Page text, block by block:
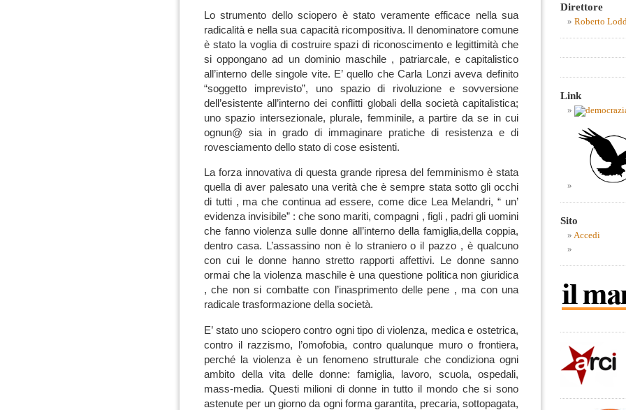
Lo strumento dello sciopero è stato veramente efficace nella sua
radicalità e nella sua capacità ricompositiva. Il denominatore comune
è stato la voglia di costruire spazi di riconoscimento e legittimità che
si oppongano ad un dominio maschile , patriarcale, e capitalistico
all’interno delle singole vite. E’ quello che Carla Lonzi aveva definito
“soggetto imprevisto”, uno spazio di rivoluzione e sovversione
dell’esistente all’interno dei conflitti globali della società capitalistica;
uno spazio intersezionale, plurale, femminile, a partire da se in cui
ognun@ sia in grado di immaginare pratiche di resistenza e di
rovesciamento dello stato di cose esistenti.
La forza innovativa di questa grande ripresa del femminismo è stata
quella di aver palesato una verità che è sempre stata sotto gli occhi
di tutti , ma che continua ad essere, come dice Lea Melandri, “ un’
evidenza invisibile” : che sono mariti, compagni , figli , padri gli uomini
che fanno violenza sulle donne all’interno della famiglia,della coppia,
dentro casa. L’assassino non è lo straniero o il pazzo , è qualcuno
con cui le donne hanno stretto rapporti affettivi. Le donne sanno
ormai che la violenza maschile è una questione politica non giuridica
, che non si combatte con l’inasprimento delle pene , ma con una
radicale trasformazione della società.
E’ stato uno sciopero contro ogni tipo di violenza, medica e ostetrica,
contro il razzismo, l’omofobia, contro qualunque muro o frontiera,
perché la violenza è un fenomeno strutturale che condiziona ogni
ambito della vita delle donne: famiglia, lavoro, scuola, ospedali,
mass-media. Questi milioni di donne in tutto il mondo che si sono
astenute per un giorno da ogni forma garantita, precaria, sottopagata,
Direttore
Roberto
Link
Sito
Accedi